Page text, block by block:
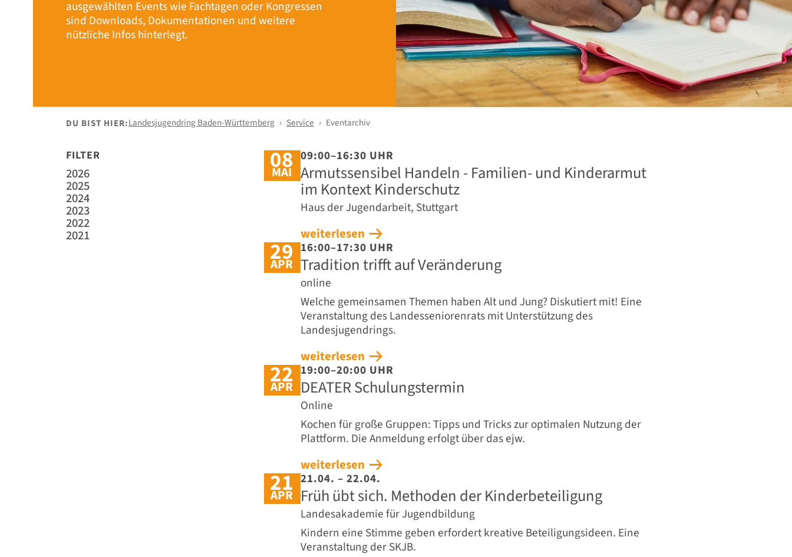
ausgewählten Events wie Fachtagen oder Kongressen
sind Downloads, Dokumentationen und weitere
nützliche Infos hinterlegt.
DU BIST HIER:Landesjugendring Baden-Württemberg Service Eventarchiv
FILTER
2026
2025
2024
2023
2022
2021
08
MAI
09:00–16:30 UHR
Armutssensibel Handeln - Familien- und Kinderarmut
im Kontext Kinderschutz
Haus der Jugendarbeit, Stuttgart
weiterlesen
29
APR
16:00–17:30 UHR
Tradition trifft auf Veränderung
online
Welche gemeinsamen Themen haben Alt und Jung? Diskutiert mit! Eine
Veranstaltung des Landesseniorenrats mit Unterstützung des
Landesjugendrings.
weiterlesen
22
APR
19:00–20:00 UHR
DEATER Schulungstermin
Online
Kochen für große Gruppen: Tipps und Tricks zur optimalen Nutzung der
Plattform. Die Anmeldung erfolgt über das ejw.
weiterlesen
21
APR
21.04. – 22.04.
Früh übt sich. Methoden der Kinderbeteiligung
Landesakademie für Jugendbildung
Kindern eine Stimme geben erfordert kreative Beteiligungsideen. Eine
Veranstaltung der SKJB.